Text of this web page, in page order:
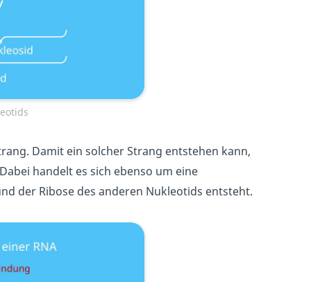
Damit ein solcher Strang entstehen kann,
handelt es sich ebenso um eine
der Ribose des anderen Nukleotids entsteht.